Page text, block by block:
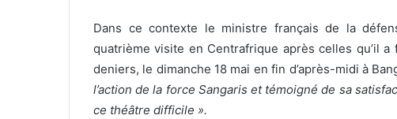
Dans ce contexte le ministre français de la
quatrième visite en Centrafrique après celles qu’il
deniers, le dimanche 18 mai en fin d’après-midi à
l’action de la force Sangaris et témoigné de sa
ce théâtre difficile ».